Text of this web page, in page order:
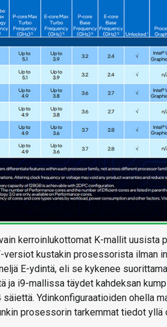
kerroinlukottomat K-mallit uusista
kustakin prosessorista ilman
E-ydintä, eli se kykenee
ja i9-mallissa täydet kahdeksan
Ydinkonfiguraatioiden ohella
prosessorin tarkemmat tiedot yllä